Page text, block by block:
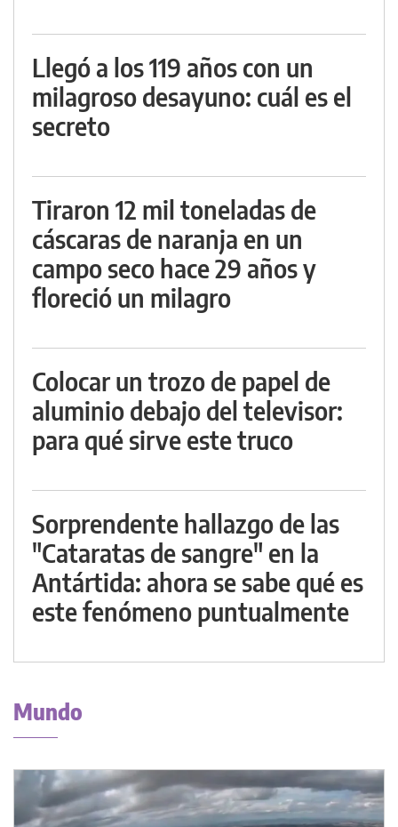
Llegó a los 119 años con un
milagroso desayuno: cuál es el
secreto
Tiraron 12 mil toneladas de
cáscaras de naranja en un
campo seco hace 29 años y
floreció un milagro
Colocar un trozo de papel de
aluminio debajo del televisor:
para qué sirve este truco
Sorprendente hallazgo de las
"Cataratas de sangre" en la
Antártida: ahora se sabe qué es
este fenómeno puntualmente
Mundo